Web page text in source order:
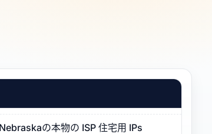
の本物の ISP 住宅用 IPs